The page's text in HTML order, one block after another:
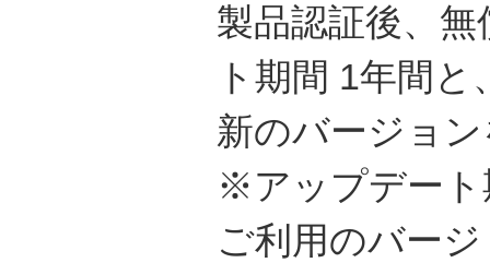
製品認証後、
ト期間 1年間
新のバージョ
※アップデート
ご利用のバー